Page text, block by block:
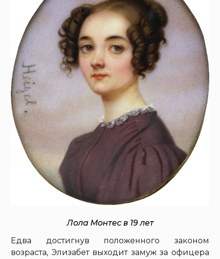
Лола Монтес в 19 лет
Едва достигнув положенного законом
возраста, Элизабет выходит замуж за офицера